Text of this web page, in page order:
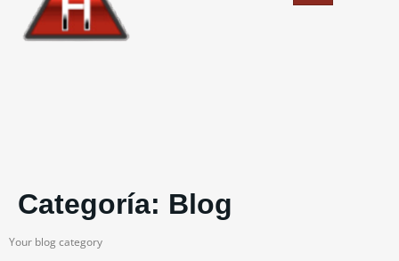
Categoría: Blog
Your blog category